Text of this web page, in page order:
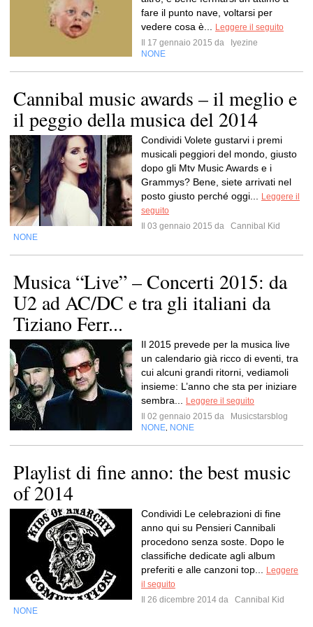
fare il punto nave, voltarsi per
vedere cosa è...
Leggere il seguito
Il 17 gennaio 2015 da
Iyezine
NONE
Cannibal music awards – il meglio e
il peggio della musica del 2014
Condividi Volete gustarvi i premi
musicali peggiori del mondo, giusto
dopo gli Mtv Music Awards e i
Grammys? Bene, siete arrivati nel
posto giusto perché oggi...
Leggere il
seguito
Il 03 gennaio 2015 da
Cannibal Kid
NONE
Musica “Live” – Concerti 2015: da
U2 ad AC/DC e tra gli italiani da
Tiziano Ferr...
Il 2015 prevede per la musica live
un calendario già ricco di eventi, tra
cui alcuni grandi ritorni, vediamoli
insieme: L’anno che sta per iniziare
sembra...
Leggere il seguito
Il 02 gennaio 2015 da
Musicstarsblog
NONE NONE
Playlist di fine anno: the best music
of 2014
Condividi Le celebrazioni di fine
anno qui su Pensieri Cannibali
procedono senza soste. Dopo le
classifiche dedicate agli album
preferiti e alle canzoni top...
Leggere
il seguito
Il 26 dicembre 2014 da
Cannibal Kid
NONE